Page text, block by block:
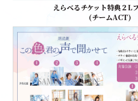
えらべるチケット特典２L
(チームACT)